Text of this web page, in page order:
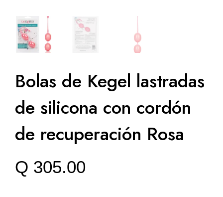
Bolas de Kegel lastradas
de silicona con cordón
de recuperación Rosa
Q 305.00